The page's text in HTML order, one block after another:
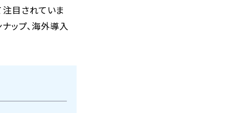
目されていま
ップ、海外導入